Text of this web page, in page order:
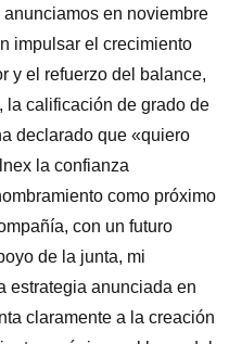
en noviembre
impulsar el crecimiento
y el refuerzo del balance,
la calificación de grado de
declarado que «quiero
la confianza
como próximo
con un futuro
de la junta, mi
estrategia anunciada en
claramente a la creación